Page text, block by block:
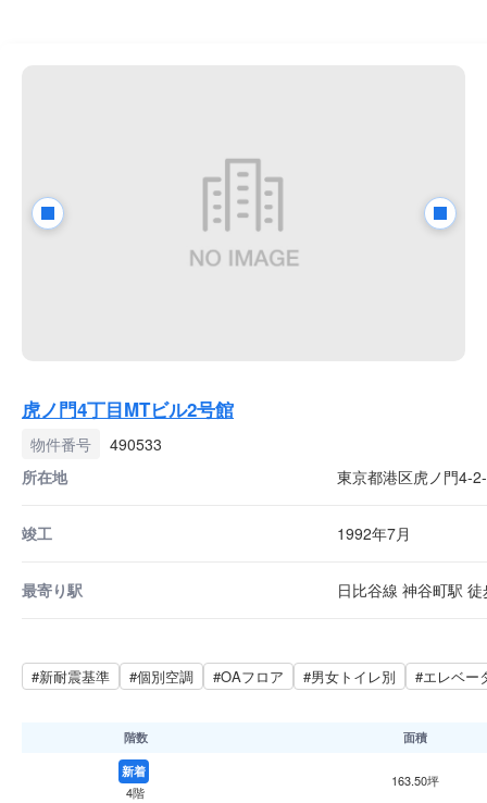
虎ノ門4丁目MTビル2号館
物件番号
490533
所在地
東京都港区虎ノ門4-
竣工 1992年7月
最寄り駅 日比谷線 神谷町駅
#新耐震基準 #個別空調 #OAフロア #男女トイレ別 #エレベー
階数 面積
新着
4階
163.50坪